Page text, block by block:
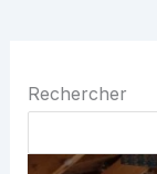
Rechercher